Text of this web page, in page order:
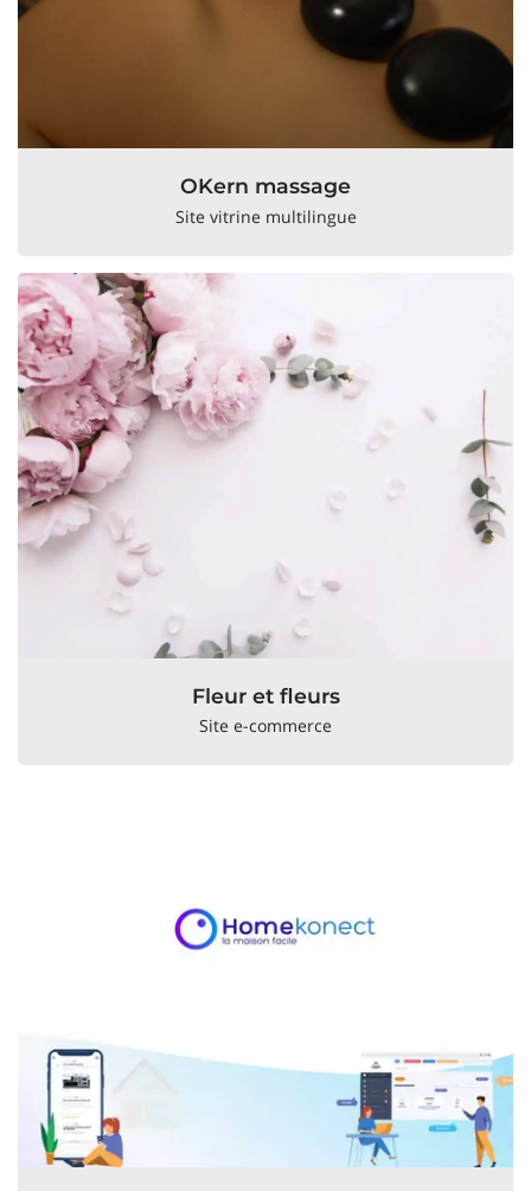
OKern massage
Site vitrine multilingue
Fleur et fleurs
Site e-commerce